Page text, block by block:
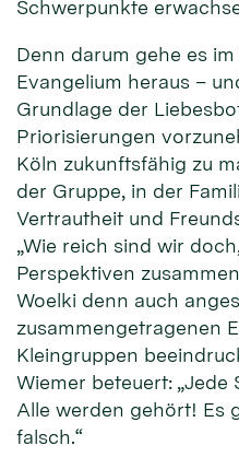
Schwerpunkte
Denn darum gehe es
Evangelium heraus –
Grundlage der
Priorisierungen
Köln zukunftsfähig zu
der Gruppe, in der
Vertrautheit und
„Wie reich sind wir
Perspektiven
Woelki denn auch
zusammengetragenen
Kleingruppen
Wiemer beteuert:
Alle werden gehört! Es
falsch.“